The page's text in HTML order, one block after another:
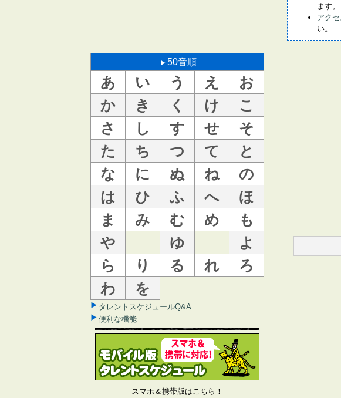
50音順
あ い う え
お
か
き く け
こ
さ
し す せ
そ
た
ち つ て
と
な
に ぬ ね
の
は
ひ ふ へ
ほ
ま
み む め
も
や
ゆ
よ
ら
り る れ
ろ
わ
を
タレントスケジュールQ&A
便利な機能
スマホ＆携帯版はこちら！
ます。
アク
い。